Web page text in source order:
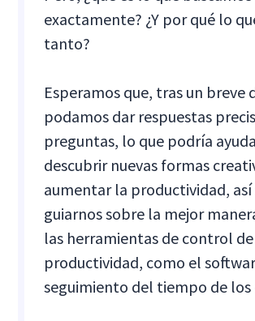
exactamente? ¿Y por qué lo
tanto?
Esperamos que, tras un breve
podamos dar respuestas
preguntas, lo que podría
descubrir nuevas formas
aumentar la productividad, así
guiarnos sobre la mejor
las herramientas de control
productividad, como el
seguimiento del tiempo de